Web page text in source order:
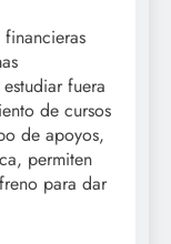
financieras
fuera
de cursos
de apoyos,
permiten
para dar